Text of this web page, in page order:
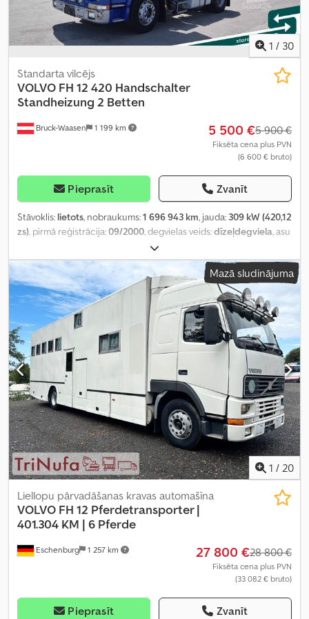
1 / 30
Bruck-Waasen 1 199 km
Standarta vilcējs
VOLVO FH 12 420 Handschalter
Standheizung 2 Betten
5 500 €5 900 €
Fiksēta cena plus PVN
(6 600 € bruto)
Pieprasīt Zvanīt
Stāvoklis: lietots, nobraukums:1 696 943 km, jauda: 309 kW (420,12
zs), pirmā reģistrācija:09/2000, degvielas veids:dīzeļdegviela, asu
, pārnesuma veids:
emisijas klase:Euro 3, Aprīkojums:ABS, gaisa kondicionēšana,
stāvvietas sildītājs, Mazā sludinājuma
1 / 20
Eschenburg 1 257 km
Liellopu pārvadāšanas kravas automašīna
VOLVO FH 12 Pferdetransporter |
401.304 KM | 6 Pferde
27 800 €28 800 €
Fiksēta cena plus PVN
(33 082 € bruto)
Pieprasīt Zvanīt